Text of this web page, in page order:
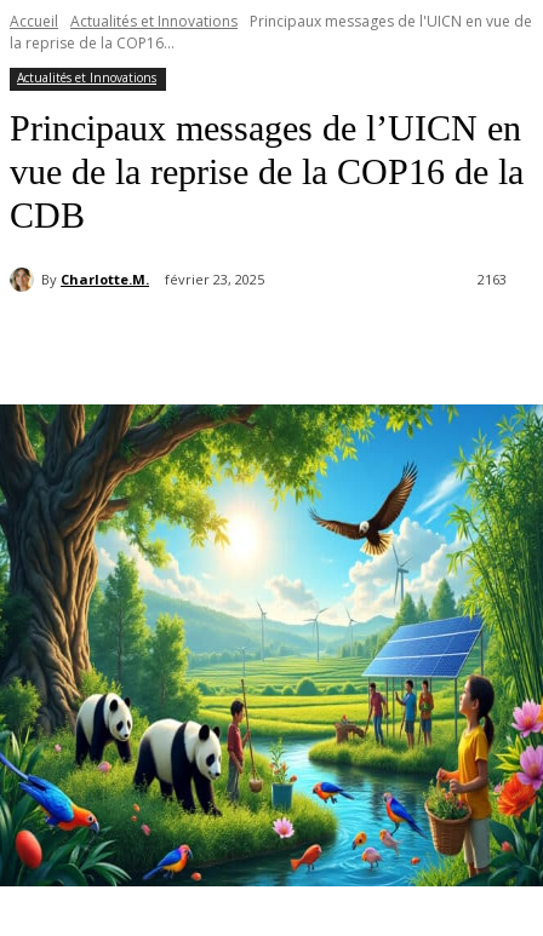
Accueil Actualités et Innovations
Principaux messages de l'UICN en vue de
la reprise de la COP16...
Actualités et Innovations
Principaux messages de l’UICN en
vue de la reprise de la COP16 de la
CDB
By Charlotte.M. février 23, 2025 2163